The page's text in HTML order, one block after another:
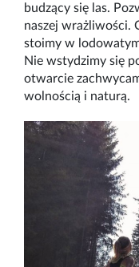
budzący się las.
naszej wrażliwości.
stoimy w
Nie wstydzimy się
otwarcie
wolnością i naturą.